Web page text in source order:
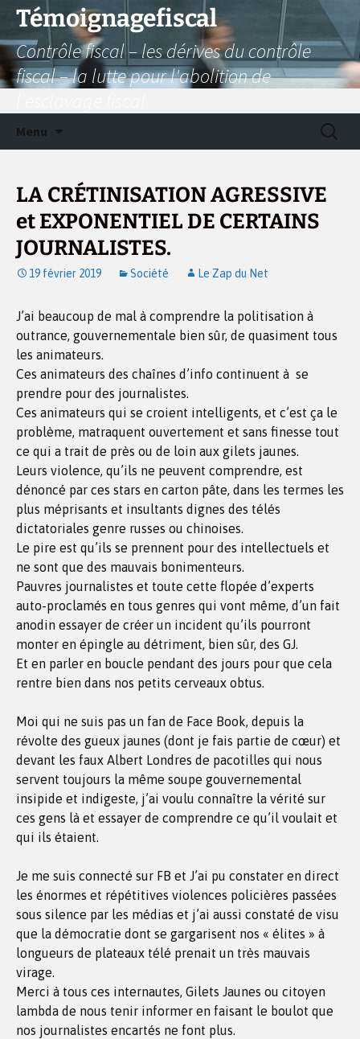
Aller
contenu
Témoignagefiscal
Contrôle fiscal – les dérives du contrôle
fiscal – la lutte pour l'abolition de
Menu
LA CRÉTINISATION AGRESSIVE
et EXPONENTIEL DE CERTAINS
JOURNALISTES.
19 février 2019 Société Le Zap du Net
J’ai beaucoup de mal à comprendre la politisation à
outrance, gouvernementale bien sûr, de quasiment tous
les animateurs.
Ces animateurs des chaînes d’info continuent à se
prendre pour des journalistes.
Ces animateurs qui se croient intelligents, et c’est ça le
problème, matraquent ouvertement et sans finesse tout
ce qui a trait de près ou de loin aux gilets jaunes.
Leurs violence, qu’ils ne peuvent comprendre, est
dénoncé par ces stars en carton pâte, dans les termes les
plus méprisants et insultants dignes des télés
dictatoriales genre russes ou chinoises.
Le pire est qu’ils se prennent pour des intellectuels et
ne sont que des mauvais bonimenteurs.
Pauvres journalistes et toute cette flopée d’experts
auto-proclamés en tous genres qui vont même, d’un fait
anodin essayer de créer un incident qu’ils pourront
monter en épingle au détriment, bien sûr, des GJ.
Et en parler en boucle pendant des jours pour que cela
rentre bien dans nos petits cerveaux obtus.
Moi qui ne suis pas un fan de Face Book, depuis la
révolte des gueux jaunes (dont je fais partie de cœur) et
devant les faux Albert Londres de pacotilles qui nous
servent toujours la même soupe gouvernemental
insipide et indigeste, j’ai voulu connaître la vérité sur
ces gens là et essayer de comprendre ce qu’il voulait et
qui ils étaient.
Je me suis connecté sur FB et J’ai pu constater en direct
les énormes et répétitives violences policières passées
sous silence par les médias et j’ai aussi constaté de visu
que la démocratie dont se gargarisent nos « élites » à
longueurs de plateaux télé prenait un très mauvais
virage.
Merci à tous ces internautes, Gilets Jaunes ou citoyen
lambda de nous tenir informer en faisant le boulot que
nos journalistes encartés ne font plus.